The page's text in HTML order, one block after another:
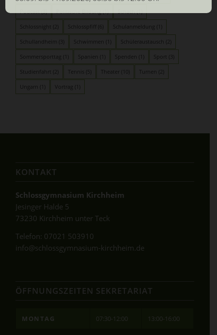
Schlossnight Schlosspfiff Schulanmeldung (1)
Schullandheim (3) Schwimmen (1) Schüleraustausch
Sommersporttag (1) Spanien (1) Spenden (1) Sport (3)
Studienfahrt Tennis Theater (10) Turnen
Ungarn (1) Vortrag (1)
KONTAKT
Schlossgymnasium Kirchheim
Jesinger Halde 5
73230 Kirchheim unter Teck
Telefon: 07021 503910
info@schlossgymnasium-kirchheim.de
ÖFFNUNGSZEITEN SEKRETARIAT
MONTAG 07:30-12:00 13:00-16:00